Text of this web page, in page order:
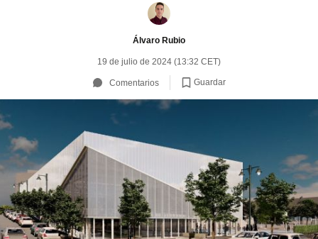
Álvaro Rubio
19 de julio de 2024 (13:32 CET)
Comentarios Guardar